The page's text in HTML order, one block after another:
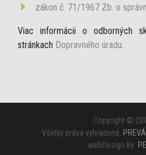
zákon č. 71/1967 Zb. o
Viac informácii o odborných
stránkach Dopravného úradu.
Copyright ©
Všetky práva vyhradené.
webDesign By: